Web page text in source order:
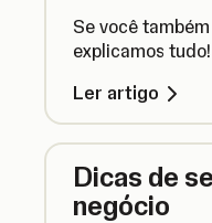
Se você
explicamos tudo!
Ler artigo
Dicas de
negócio